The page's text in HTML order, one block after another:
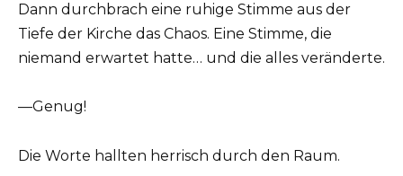
Dann durchbrach eine ruhige Stimme aus der
Tiefe der Kirche das Chaos. Eine Stimme, die
niemand erwartet hatte… und die alles veränderte.
—Genug!
Die Worte hallten herrisch durch den Raum.